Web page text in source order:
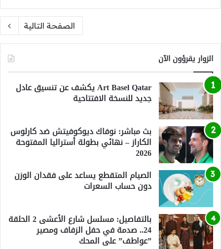
الصفحة التالية
الزوار يقرؤون الآن
Art Basel Qatar يكشف عن تنسيق عادل
جديد للنسخة الافتتاحية
بث مباشر: نوفاك ديوكوفيتش ضد كارلوس
الكاراز – نهائي بطولة أستراليا المفتوحة
2026
الصيام المتقطع يساعد على فقدان الوزن
دون حساب السعرات
بالتفاصيل: مسلسل شارع الأعشى 2 الحلقة
24.. صدمة في حفل الزفاف ومصير
”عواطف” على المحك